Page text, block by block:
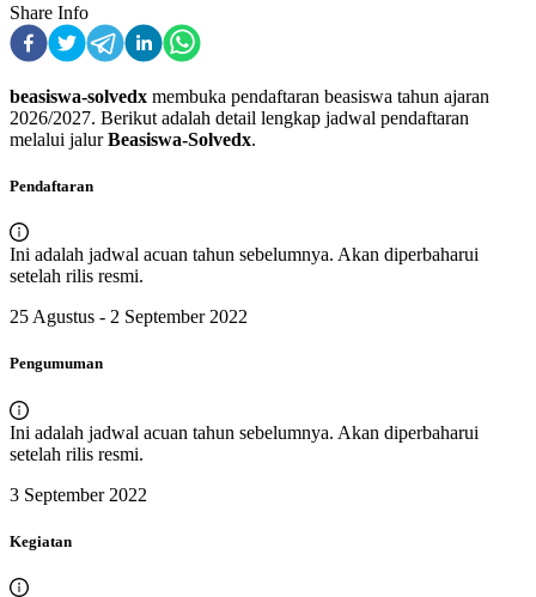
Share Info
beasiswa-solvedx membuka pendaftaran beasiswa tahun ajaran
2026/2027. Berikut adalah detail lengkap jadwal pendaftaran
melalui jalur Beasiswa-Solvedx.
Pendaftaran
Ini adalah jadwal acuan tahun sebelumnya. Akan diperbaharui
setelah rilis resmi.
25 Agustus - 2 September 2022
Pengumuman
Ini adalah jadwal acuan tahun sebelumnya. Akan diperbaharui
setelah rilis resmi.
3 September 2022
Kegiatan